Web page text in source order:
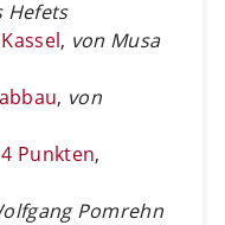
Hefets
, von Musa
, von
Punkten,
Pomrehn